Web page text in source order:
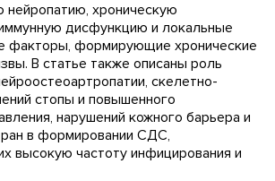
хроническую
дисфункцию и локальные
факторы, формирующие хронические
В статье также описаны роль
скелетно-
стопы и повышенного
нарушений кожного барьера и
в формировании СДС,
высокую частоту инфицирования и